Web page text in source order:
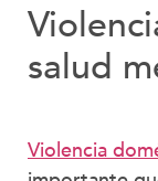
salud
Violencia